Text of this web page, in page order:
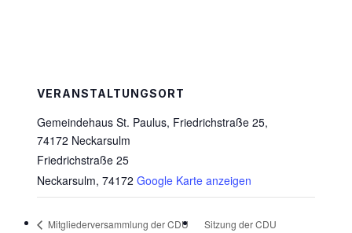
VERANSTALTUNGSORT
Gemeindehaus St. Paulus, Friedrichstraße 25,
74172 Neckarsulm
Friedrichstraße 25
Neckarsulm, 74172 Google Karte anzeigen
Mitgliederversammlung der CDU Sitzung der CDU